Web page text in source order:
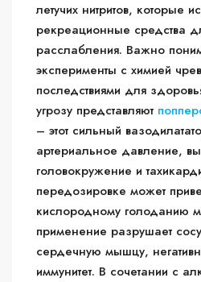
летучих нитритов, которые
рекреационные средства
расслабления. Важно
эксперименты с химией
последствиями для
угрозу представляют
– этот сильный
артериальное давление,
головокружение и
передозировке может
кислородному голоданию
применение разрушает
сердечную мышцу,
иммунитет. В сочетании с